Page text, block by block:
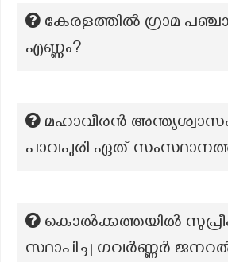
കേരളത്തിൽ ഗ്രാമ
എണ്ണം?
മഹാവീരൻ അന്ത്യശ്വാസം
പാവപുരി ഏത്
കൊൽക്കത്തയിൽ
സ്ഥാപിച്ച ഗവർണ്ണർ